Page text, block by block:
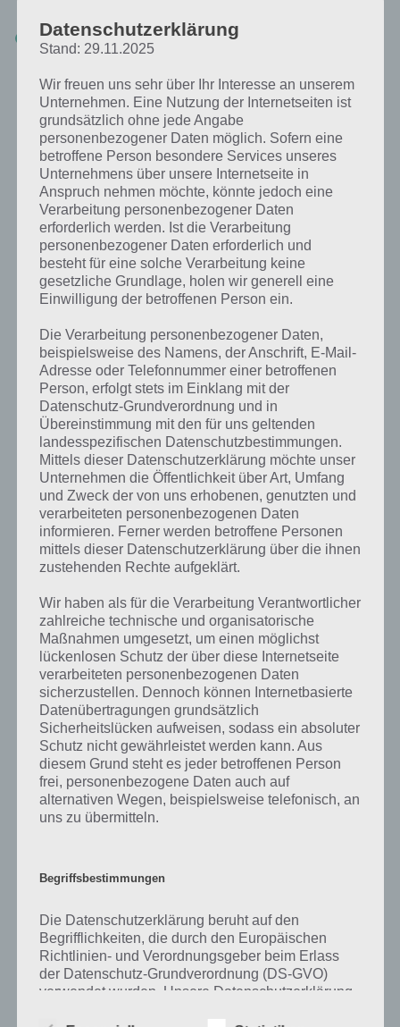
Zur Übersicht:4 Bilder 1 Wort Lösungen zu Auf zu den Sternen
im September 2021!
Kurze Begriffserklärung zur Lösung Klon
Klon ist die Lösung für das tägliche Bonus Rätsel am 5.9.2021 in 4
gibt es dazu zu wissen? Passt das Wort auch zu Auf zu den Sternen?
Zu bestimmten Lösungen präsentieren wir daher auch immer eine
kurze Begriffserklärung!
Zu Klon haben wir zunächst keine weiteren Informationen parat!
Auf WhatsApp teilen Teilen auf Facebook
Tweet auf Twitter
Datenschutzerklärung
Stand: 29.11.2025
Wir freuen uns sehr über Ihr Interesse an unserem
Unternehmen. Eine Nutzung der Internetseiten ist
grundsätzlich ohne jede Angabe
personenbezogener Daten möglich. Sofern eine
betroffene Person besondere Services unseres
Unternehmens über unsere Internetseite in
Anspruch nehmen möchte, könnte jedoch eine
Verarbeitung personenbezogener Daten
erforderlich werden. Ist die Verarbeitung
personenbezogener Daten erforderlich und
besteht für eine solche Verarbeitung keine
gesetzliche Grundlage, holen wir generell eine
Einwilligung der betroffenen Person ein.
Die Verarbeitung personenbezogener Daten,
beispielsweise des Namens, der Anschrift, E-Mail-
Adresse oder Telefonnummer einer betroffenen
Person, erfolgt stets im Einklang mit der
Datenschutz-Grundverordnung und in
Übereinstimmung mit den für uns geltenden
landesspezifischen Datenschutzbestimmungen.
Mittels dieser Datenschutzerklärung möchte unser
Unternehmen die Öffentlichkeit über Art, Umfang
und Zweck der von uns erhobenen, genutzten und
verarbeiteten personenbezogenen Daten
informieren. Ferner werden betroffene Personen
mittels dieser Datenschutzerklärung über die ihnen
zustehenden Rechte aufgeklärt.
Wir haben als für die Verarbeitung Verantwortlicher
zahlreiche technische und organisatorische
Maßnahmen umgesetzt, um einen möglichst
lückenlosen Schutz der über diese Internetseite
verarbeiteten personenbezogenen Daten
sicherzustellen. Dennoch können Internetbasierte
Datenübertragungen grundsätzlich
Sicherheitslücken aufweisen, sodass ein absoluter
Schutz nicht gewährleistet werden kann. Aus
diesem Grund steht es jeder betroffenen Person
frei, personenbezogene Daten auch auf
alternativen Wegen, beispielsweise telefonisch, an
uns zu übermitteln.
Begriffsbestimmungen
Die Datenschutzerklärung beruht auf den
Begrifflichkeiten, die durch den Europäischen
Richtlinien- und Verordnungsgeber beim Erlass
der Datenschutz-Grundverordnung (DS-GVO)
verwendet wurden. Unsere Datenschutzerklärung